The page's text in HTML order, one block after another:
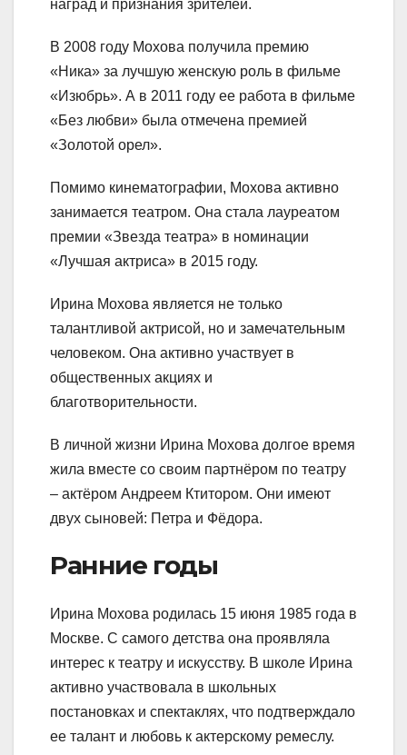
наград и признания зрителей.
В 2008 году Мохова получила премию
«Ника» за лучшую женскую роль в фильме
«Изюбрь». А в 2011 году ее работа в фильме
«Без любви» была отмечена премией
«Золотой орел».
Помимо кинематографии, Мохова активно
занимается театром. Она стала лауреатом
премии «Звезда театра» в номинации
«Лучшая актриса» в 2015 году.
Ирина Мохова является не только
талантливой актрисой, но и замечательным
человеком. Она активно участвует в
общественных акциях и
благотворительности.
В личной жизни Ирина Мохова долгое время
жила вместе со своим партнёром по театру
– актёром Андреем Ктитором. Они имеют
двух сыновей: Петра и Фёдора.
Ранние годы
Ирина Мохова родилась 15 июня 1985 года в
Москве. С самого детства она проявляла
интерес к театру и искусству. В школе Ирина
активно участвовала в школьных
постановках и спектаклях, что подтверждало
ее талант и любовь к актерскому ремеслу.